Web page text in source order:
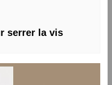
serrer la vis